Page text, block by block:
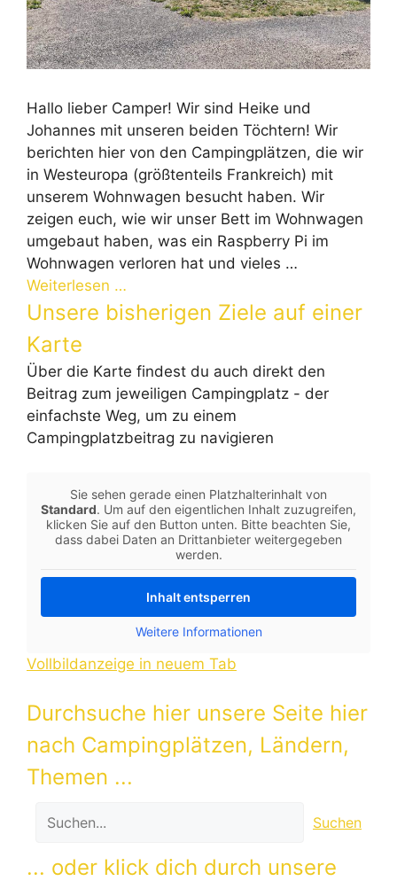
Hallo lieber Camper! Wir sind Heike und
Johannes mit unseren beiden Töchtern! Wir
berichten hier von den Campingplätzen, die wir
in Westeuropa (größtenteils Frankreich) mit
unserem Wohnwagen besucht haben. Wir
zeigen euch, wie wir unser Bett im Wohnwagen
umgebaut haben, was ein Raspberry Pi im
Wohnwagen verloren hat und vieles …
Weiterlesen …
Unsere bisherigen Ziele auf einer
Karte
Über die Karte findest du auch direkt den
Beitrag zum jeweiligen Campingplatz - der
einfachste Weg, um zu einem
Campingplatzbeitrag zu navigieren
Sie sehen gerade einen Platzhalterinhalt von
Standard. Um auf den eigentlichen Inhalt zuzugreifen,
klicken Sie auf den Button unten. Bitte beachten Sie,
dass dabei Daten an Drittanbieter weitergegeben
werden.
Inhalt entsperren
Weitere Informationen
Vollbildanzeige in neuem Tab
Durchsuche hier unsere Seite hier
nach Campingplätzen, Ländern,
Themen ...
Suchen
... oder klick dich durch unsere